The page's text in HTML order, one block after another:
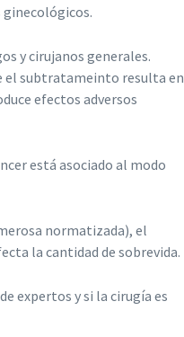
ginecológicos.
y cirujanos generales.
el subtratameinto resulta en
efectos adversos
está asociado al modo
normatizada), el
la cantidad de sobrevida.
expertos y si la cirugía es